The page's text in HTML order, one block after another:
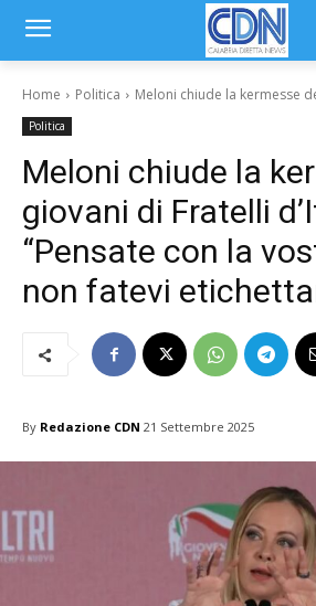
Home Politica Meloni chiude la kermesse
Politica
Meloni chiude la
giovani di Fratelli
“Pensate con la
non fatevi
By Redazione CDN 21 Settembre 2025